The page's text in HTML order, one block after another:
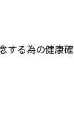
する為の健康確